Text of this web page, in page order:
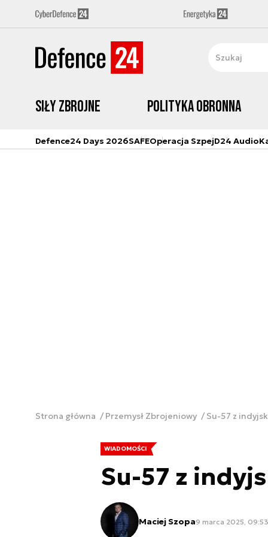
Siły zbrojne Polityka obronna
Defence24 Days 2026SAFEOperacja SzpejD24 Audio
Strona główna Przemysł Zbrojeniowy Su-57 z
WIADOMOŚCI
Su-57 z
Maciej Szopa9 marca 2025, 09:53